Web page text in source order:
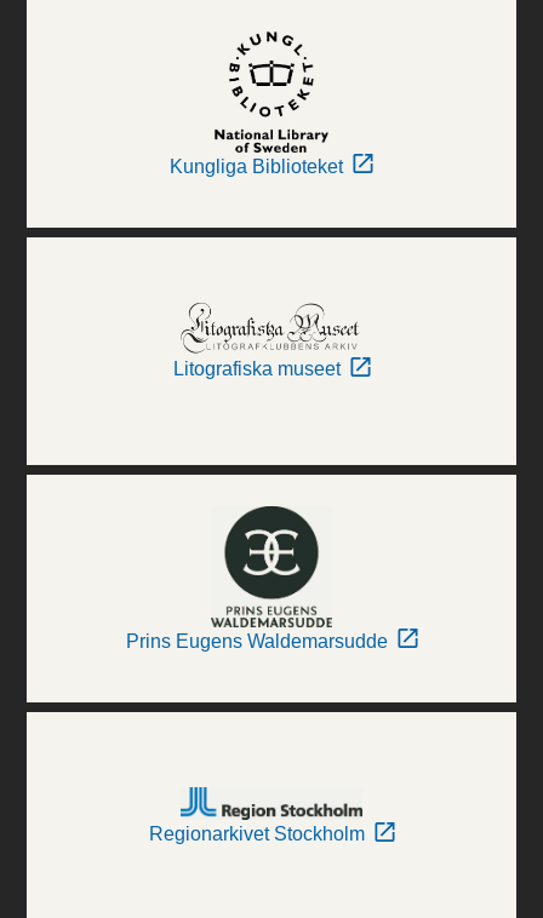
Kungliga Biblioteket
Litografiska museet
Prins Eugens Waldemarsudde
Regionarkivet Stockholm